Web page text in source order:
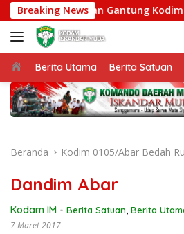
Langsung
ke
konten
Breaking News
Jembatan Gantung Kodim
Beranda
Berita Utama Berita Satuan
Beranda Kodim 0105/Abar Bedah
Dandim Abar
Kodam IM - Berita Satuan, Berita
7 Maret 2017